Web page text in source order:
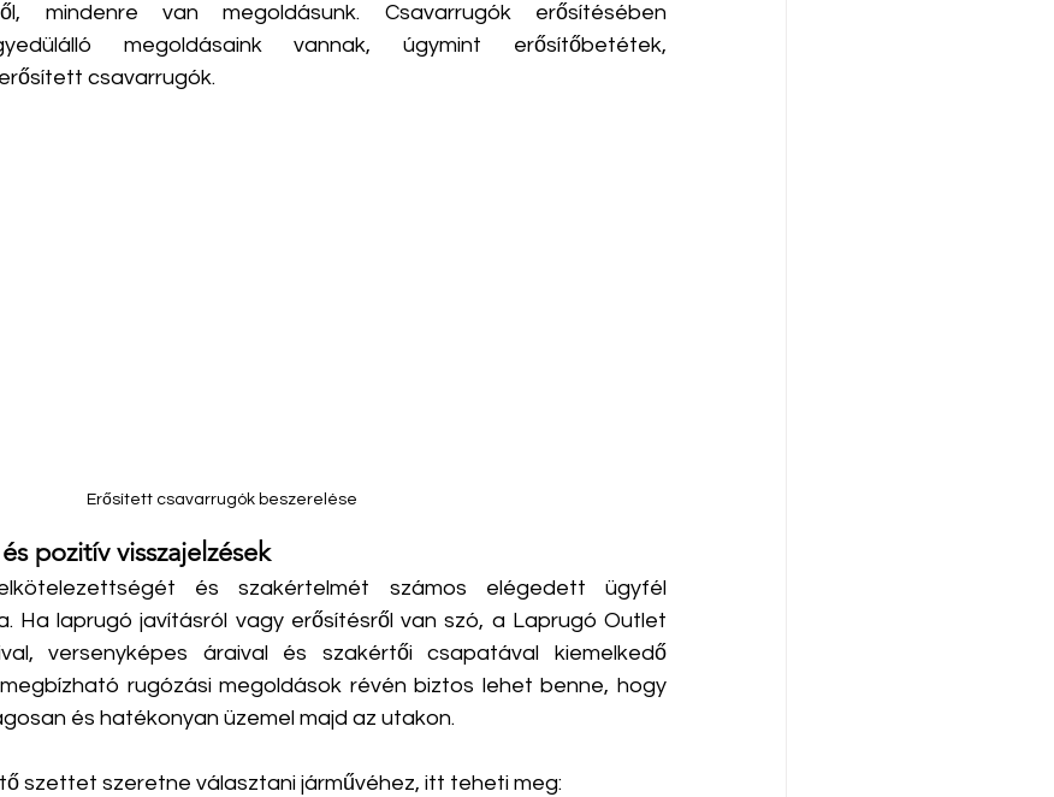
mindenre van megoldásunk. Csavarrugók erősítésében
megoldásaink vannak, úgymint erősítőbetétek,
csavarrugók.
Erősített csavarrugók beszerelése
pozitív visszajelzések
és szakértelmét számos elégedett ügyfél
Ha laprugó javításról vagy erősítésről van szó, a Laprugó Outlet
versenyképes áraival és szakértői csapatával kiemelkedő
rugózási megoldások révén biztos lehet benne, hogy
és hatékonyan üzemel majd az utakon.
szettet szeretne választani járművéhez, itt teheti meg: